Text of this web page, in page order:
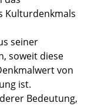
Kulturdenkmals
seiner
soweit diese
von
ist.
Bedeutung,